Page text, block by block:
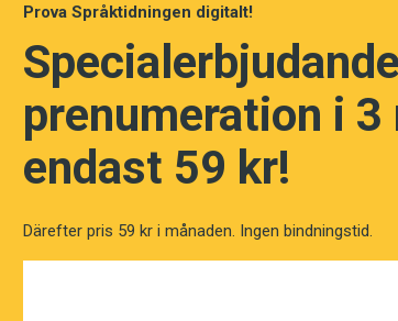
Prova Språktidningen digitalt!
prenumeration i
endast 59 kr!
Därefter pris 59 kr i månaden. Ingen bindningstid.